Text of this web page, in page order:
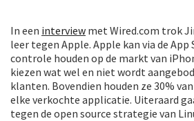
In een interview met Wired.com trok
leer tegen Apple. Apple kan via de
controle houden op de markt van
kiezen wat wel en niet wordt
klanten. Bovendien houden ze 30%
elke verkochte applicatie. Uiteraard
tegen de open source strategie van